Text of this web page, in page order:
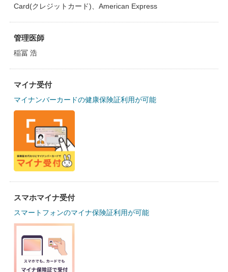
Card(クレジットカード)、American Express
管理医師
稲冨 浩
マイナ受付
マイナンバーカードの健康保険証利用が可能
スマホマイナ受付
スマートフォンのマイナ保険証利用が可能